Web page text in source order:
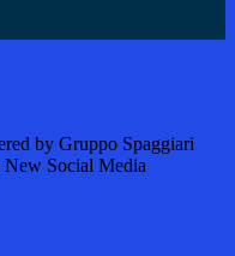
by Gruppo Spaggiari
Social Media